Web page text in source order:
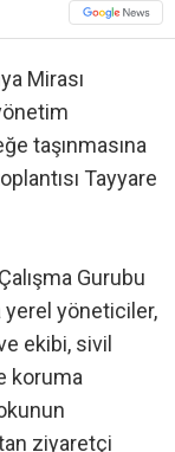
Mirası
taşınmasına
Tayyare
Gurubu
yerel yöneticiler,
ekibi, sivil
koruma
ziyaretçi